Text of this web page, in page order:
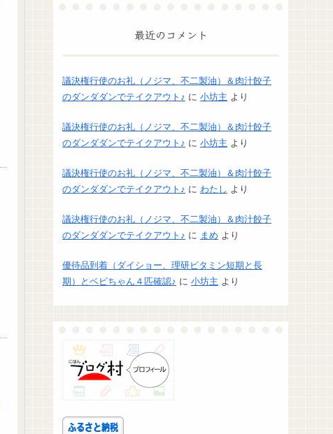
最近のコメント
議決権行使のお礼（ノジマ、不二製油）＆肉汁餃子
のダンダダンでテイクアウト♪ に 小坊主 より
議決権行使のお礼（ノジマ、不二製油）＆肉汁餃子
のダンダダンでテイクアウト♪ に 小坊主 より
議決権行使のお礼（ノジマ、不二製油）＆肉汁餃子
のダンダダンでテイクアウト♪ に わたし より
議決権行使のお礼（ノジマ、不二製油）＆肉汁餃子
のダンダダンでテイクアウト♪ に まめ より
優待品到着（ダイショー、理研ビタミン短期と長
期）とベビちゃん４匹確認♪ に 小坊主 より